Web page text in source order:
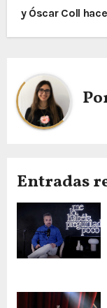
y Óscar Coll
Entradas